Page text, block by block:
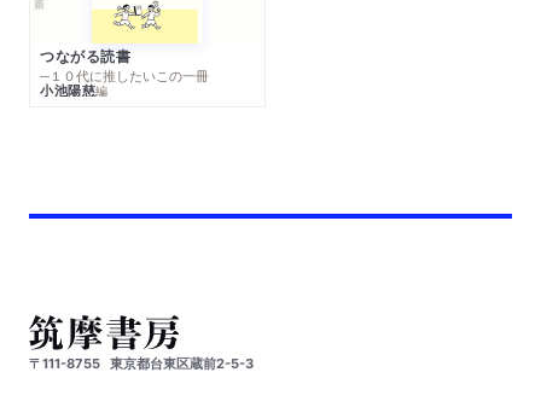
つながる読書
─１０代に推したいこの一冊
小池陽慈編
〒111-8755 東京都台東区蔵前2-5-3